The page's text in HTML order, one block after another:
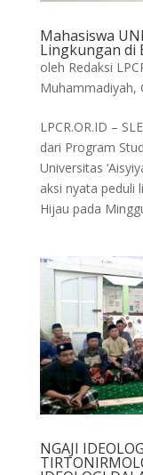
Mahasiswa
Lingkungan di
oleh Redaksi
Muhammadiyah,
LPCR.OR.ID –
dari Program
Universitas
aksi nyata peduli
Hijau pada
NGAJI